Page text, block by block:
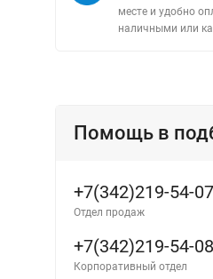
месте и удобно
наличными или
Помощь в
+7(342)219-54-07
Отдел продаж
+7(342)219-54-08
Корпоративный отдел